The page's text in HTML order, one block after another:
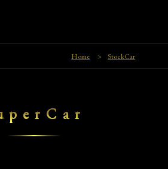
Home > StockCar